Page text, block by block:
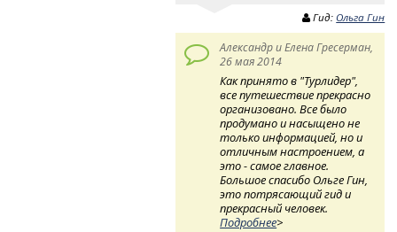
Гид: Ольга Гин
Александр и Елена Гресерман,
26 мая 2014
Как принято в "Турлидер",
все путешествие прекрасно
организовано. Все было
продумано и насыщено не
только информацией, но и
отличным настроением, а
это - самое главное.
Большое спасибо Ольге Гин,
это потрясающий гид и
прекрасный человек.
Подробнее>